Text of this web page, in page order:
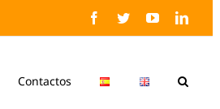
Facebook
TwitterYouTube
Contactos